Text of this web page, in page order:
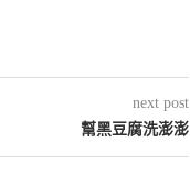
next post
幫黑豆腐洗澎澎